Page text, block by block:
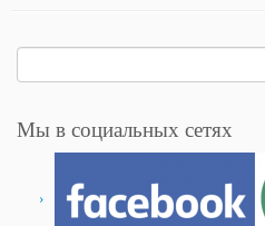
Мы в социальных сетях